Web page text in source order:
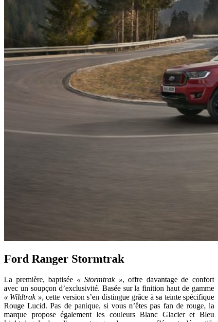
Ford Ranger Stormtrak
La première, baptisée « Stormtrak », offre davantage de confort
avec un soupçon d’exclusivité. Basée sur la finition haut de gamme
« Wildtrak », cette version s’en distingue grâce à sa teinte spécifique
Rouge Lucid. Pas de panique, si vous n’êtes pas fan de rouge, la
marque propose également les couleurs Blanc Glacier et Bleu